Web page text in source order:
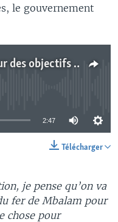
le gouvernement
Cameroun : discussion autour des objectifs de productions énergétiques pour 2024
available
2:47
Télécharger
je pense qu’on va
fer de Mbalam pour
chose pour